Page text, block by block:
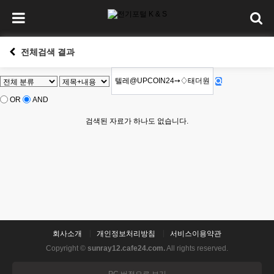
전체검색 결과
OR AND
검색된 자료가 하나도 없습니다.
회사소개 개인정보처리방침
서비스이용약관
Copyright © sunray12.cafe24.com.All rights reserved.